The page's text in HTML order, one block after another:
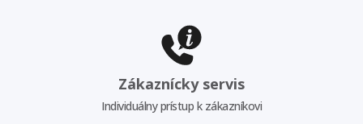
Zákaznícky servis
Individuálny prístup k zákazníkovi